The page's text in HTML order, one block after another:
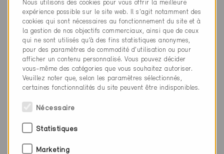
Pompe de chaleur
Isolation
Épaisseur d'isolation selon Minergie
TI-536
Comparaison avant et après rénovation
Avant rénovation
Nous utilisons des cookies pour vous offrir la meilleure
expérience possible sur le site web. Il s'agit notamment des
cookies qui sont nécessaires au fonctionnement du site et à
la gestion de nos objectifs commerciaux, ainsi que de ceux
qui ne sont utilisés qu’à des fins statistiques anonymes,
pour des paramètres de commodité d’utilisation ou pour
afficher un contenu personnalisé. Vous pouvez décider
vous-même des catégories que vous souhaitez autoriser.
Veuillez noter que, selon les paramètres sélectionnés,
certaines fonctionnalités du site peuvent être indisponibles.
Nécessaire
Statistiques
Marketing